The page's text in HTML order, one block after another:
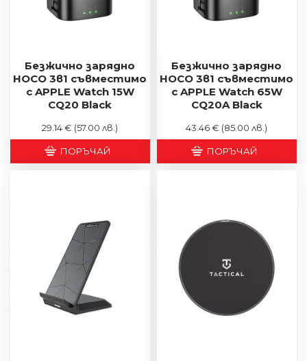
Безжично зарядно
HOCO 3в1 съвместимо
с APPLE Watch 15W
CQ20 Black
29.14 € (57.00 лв.)
ПОРЪЧАЙ
Безжично зарядно
HOCO 3в1 съвместимо
с APPLE Watch 65W
CQ20A Black
43.46 € (85.00 лв.)
ПОРЪЧАЙ